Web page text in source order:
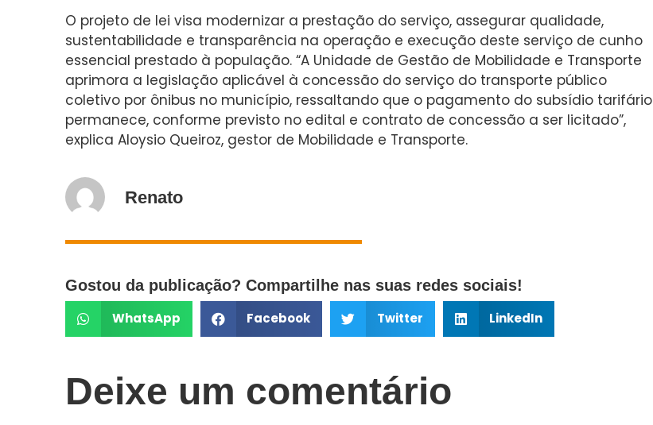
O projeto de lei visa modernizar a prestação do serviço, assegurar qualidade,
sustentabilidade e transparência na operação e execução deste serviço de cunho
essencial prestado à população. “A Unidade de Gestão de Mobilidade e Transporte
aprimora a legislação aplicável à concessão do serviço do transporte público
coletivo por ônibus no município, ressaltando que o pagamento do subsídio tarifário
permanece, conforme previsto no edital e contrato de concessão a ser licitado”,
explica Aloysio Queiroz, gestor de Mobilidade e Transporte.
Renato
Gostou da publicação? Compartilhe nas suas redes sociais!
WhatsApp Facebook Twitter LinkedIn
Deixe um comentário